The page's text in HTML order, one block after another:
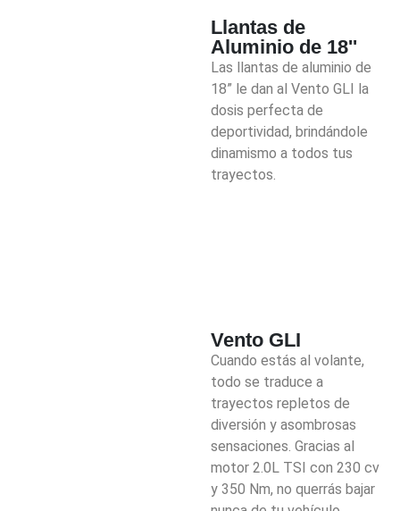
Llantas de
Aluminio de 18''
Las llantas de aluminio de
18” le dan alVento GLI la
dosis perfecta de
deportividad, brindándole
dinamismo a todos tus
trayectos.
Vento GLI
Cuando estás al volante,
todo se traduce a
trayectos repletos de
diversión y asombrosas
sensaciones. Gracias al
motor 2.0L TSI con 230 cv
y 350 Nm, no querrás bajar